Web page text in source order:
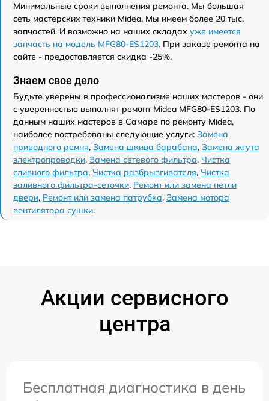
Минимальные сроки выполнения ремонта. Мы большая
сеть мастерских техники Midea. Мы имеем более 20 тыс.
запчастей. И возможно на наших складах уже имеется
запчасть на модель MFG80-ES1203. При заказе ремонта на
сайте - предоставляется скидка -25%.
Знаем свое дело
Будьте уверены в профессионализме наших мастеров - они
с уверенностью выполнят ремонт Midea MFG80-ES1203. По
данным наших мастеров в Самаре по ремонту Midea,
наиболее востребованы следующие услуги: Замена
приводного ремня, Замена шкива барабана, Замена жгута
электропроводки, Замена сетевого фильтра, Чистка
сливного фильтра, Чистка разбрызгивателя, Чистка
заливного фильтра-сеточки, Ремонт или замена петли
двери, Ремонт или замена патрубка, Замена мотора
вентилятора сушки.
Акции сервисного
центра
Бесплатная диагностика в день